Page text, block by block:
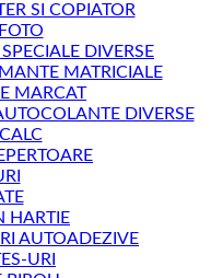
SI COPIATOR
DIVERSE
MATRICIALE
MARCAT
DIVERSE
HARTIE
AUTOADEZIVE
URI